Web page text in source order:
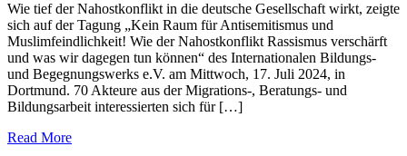
Wie tief der Nahostkonflikt in die deutsche Gesellschaft wirkt, zeigte
sich auf der Tagung „Kein Raum für Antisemitismus und
Muslimfeindlichkeit! Wie der Nahostkonflikt Rassismus verschärft
und was wir dagegen tun können“ des Internationalen Bildungs-
und Begegnungswerks e.V. am Mittwoch, 17. Juli 2024, in
Dortmund. 70 Akteure aus der Migrations-, Beratungs- und
Bildungsarbeit interessierten sich für […]
Read More